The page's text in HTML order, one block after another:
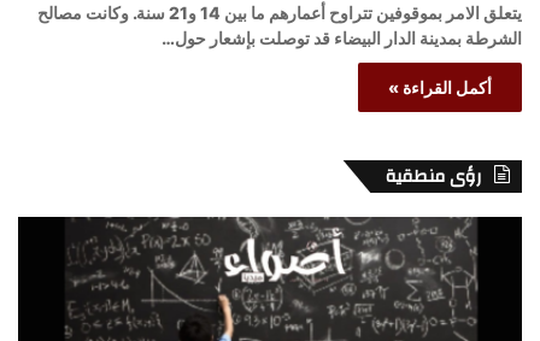
يتعلق الامر بموقوفين تتراوح أعمارهم ما بين 14 و21 سنة. وكانت مصالح
الشرطة بمدينة الدار البيضاء قد توصلت بإشعار حول…
أكمل القراءة »
رؤى منطقية